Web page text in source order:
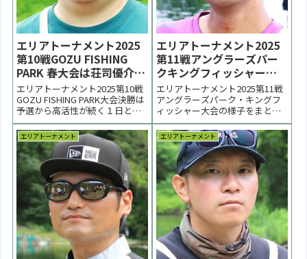
エリアトーナメント2025
第10戦GOZU FISHING
PARK 春大会は荘司優介選
手が優勝【大会速報】
エリアトーナメント2025第10戦
GOZU FISHING PARK大会決勝は
予選から高活性が続く１日とな
りました。優勝は沖表層付近を
ウッサで巧みに攻略した荘司優
介選手、２位は田辺裕太選手、
３位は加藤暖大選手でした。 <
前の大会 2025一覧 次の大会
>【大会結果・詳細につい...
エリアトーナメント2025
第11戦アングラーズパー
クキングフィッシャーは
上野翔太選手が優勝【大
会結果】
エリアトーナメント2025第11戦
アングラーズパーク・キングフ
ィッシャー大会の様子をまとめ
ています。決勝戦は初夏らしい
上か下かの両極端の釣りとなり
ました。優勝は表層とボトムの
双壁を攻略した上野翔太選手、
２位は矢上匠選手、３位は荒木
智敬選手でした。 < 前の大会
2025一覧 次の...
エリアトーナメント エリアトーナメント